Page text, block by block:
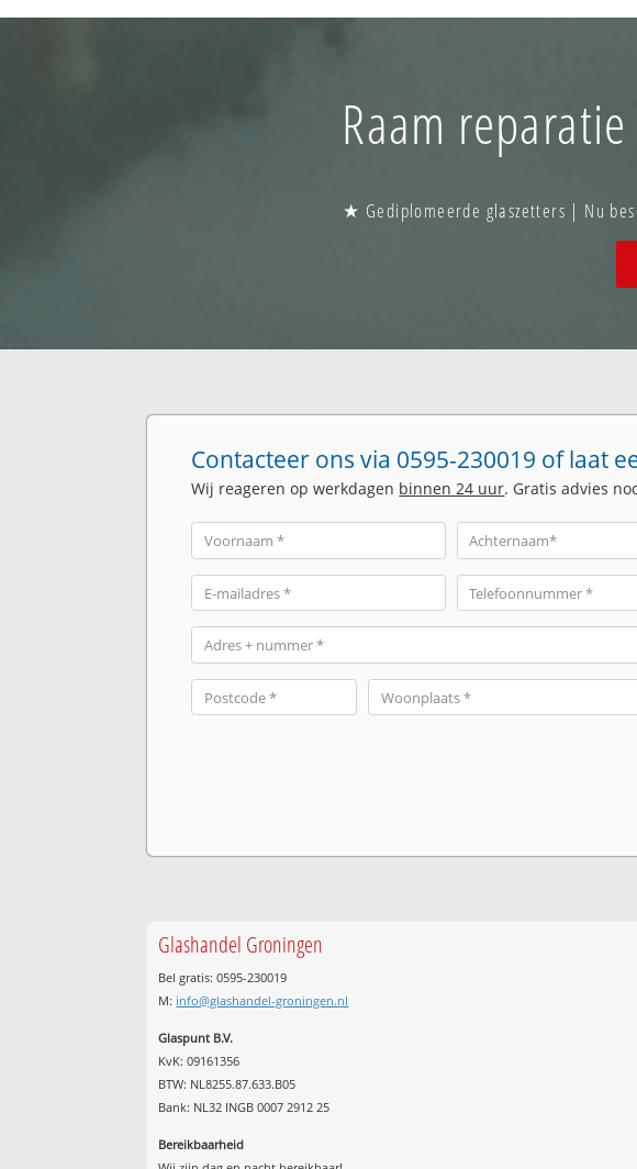
Raam
★ Gediplomeerde glaszetters | Nu
Contacteer ons via 0595-230019 of laat
Wij reageren op werkdagen binnen 24 uur. Gratis advies
Glashandel Groningen
Bel gratis: 0595-230019
M: info@glashandel-groningen.nl
Glaspunt B.V.
KvK: 09161356
BTW: NL8255.87.633.B05
Bank: NL32 INGB 0007 2912 25
Bereikbaarheid